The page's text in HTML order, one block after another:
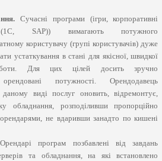
Сучасні програми (ігри, корпоративні
(1С, SAP)) вимагають потужного
користувачу (групі користувачів) дуже
устаткування в стані для якісної, швидкої
Для цих цілей досить зручно
орендовані потужності. Орендодавець
даному виді послуг оновить, відремонтує,
обладнання, розподіливши пропорційно
не вдаривши занадто по кишені
Орендарі програм позбавлені від завдань
та обладнання, на які встановлено